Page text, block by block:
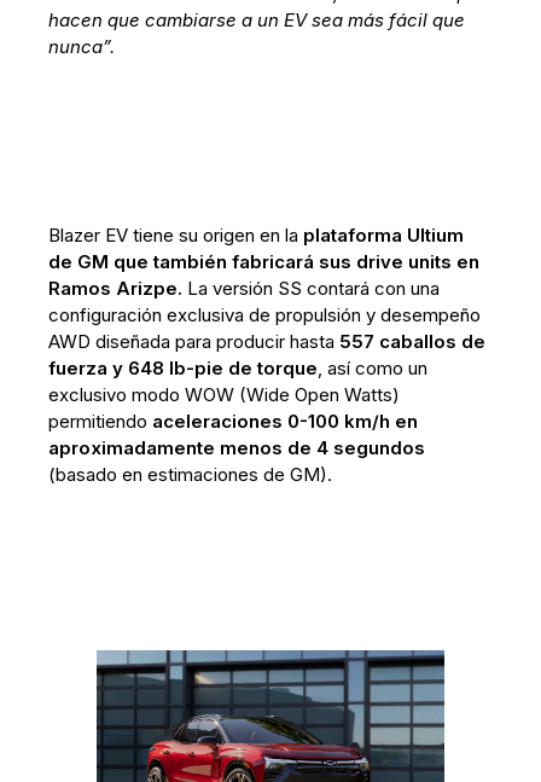
hacen que cambiarse a un EV sea más fácil que
nunca”.
Blazer EV tiene su origen en la plataforma Ultium
de GM que también fabricará sus drive units en
Ramos Arizpe. La versión SS contará con una
configuración exclusiva de propulsión y desempeño
AWD diseñada para producir hasta 557 caballos de
fuerza y 648 lb-pie de torque , así como un
exclusivo modo WOW (Wide Open Watts)
permitiendo aceleraciones 0-100 km/h en
aproximadamente menos de 4 segundos
(basado en estimaciones de GM).